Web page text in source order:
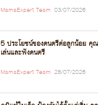
MamaExpert Team 03/07/2026
5 ประโยชน์ของดนตรีต่อลูกน้อย
เล่นและฟังดนตรี
MamaExpert Team 28/07/2026